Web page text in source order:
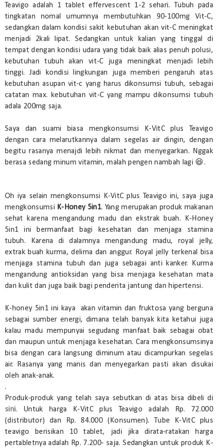
Teavigo adalah 1 tablet effervescent 1-2 sehari. Tubuh pada
tingkatan nomal umumnya membutuhkan 90-100mg Vit-C,
sedangkan dalam kondisi sakit kebutuhan akan vit-C meningkat
menjadi 2kali lipat. Sedangkan untuk kalian yang tinggal di
tempat dengan kondisi udara yang tidak baik alias penuh polusi,
kebutuhan tubuh akan vit-C juga meningkat menjadi lebih
tinggi. Jadi kondisi lingkungan juga memberi pengaruh atas
kebutuhan asupan vit-c yang harus dikonsumsi tubuh, sebagai
catatan max. kebutuhan vit-C yang mampu dikonsumsi tubuh
adala 200mg saja.
Saya dan suami biasa mengkonsumsi K-VitC plus Teavigo
dengan cara melarutkannya dalam segelas air dingin, dengan
begitu rasanya menajdi lebih nikmat dan menyegarkan. Nggak
berasa sedang minum vitamin, malah pengen nambah lagi 😆.
Oh iya selain mengkonsumsi K-VitC plus Teavigo ini, saya juga
mengkonsumsi K-Honey 5in1. Yang merupakan produk makanan
sehat karena mengandung madu dan ekstrak buah. K-Honey
5in1 ini bermanfaat bagi kesehatan dan menjaga stamina
tubuh. Karena di dalamnya mengandung madu, royal jelly,
extrak buah kurma, delima dan anggur. Royal jelly terkenal bisa
menjaga stamina tubuh dan juga sebagai anti kanker. Kurma
mengandung antioksidan yang bisa menjaga kesehatan mata
dan kulit dan juga baik bagi penderita jantung dan hipertensi.
K-honey 5in1 ini kaya akan vitamin dan fruktosa yang berguna
sebagai sumber energi, dimana telah banyak kita ketahui juga
kalau madu mempunyai segudang manfaat baik sebagai obat
dan maupun untuk menjaga kesehatan. Cara mengkonsumsinya
bisa dengan cara langsung diminum atau dicampurkan segelas
air. Rasanya yang manis dan menyegarkan pasti akan disukai
oleh anak-anak.
.
Produk-produk yang telah saya sebutkan di atas bisa dibeli di
sini. Untuk harga K-VitC plus Teavigo adalah Rp. 72.000
(distributor) dan Rp. 84.000 (Konsumen). Tube K-VitC plus
teavigo berisikan 10 tablet, jadi jika dirata-ratakan harga
pertabletnya adalah Rp. 7.200- saja. Sedangkan untuk produk K-